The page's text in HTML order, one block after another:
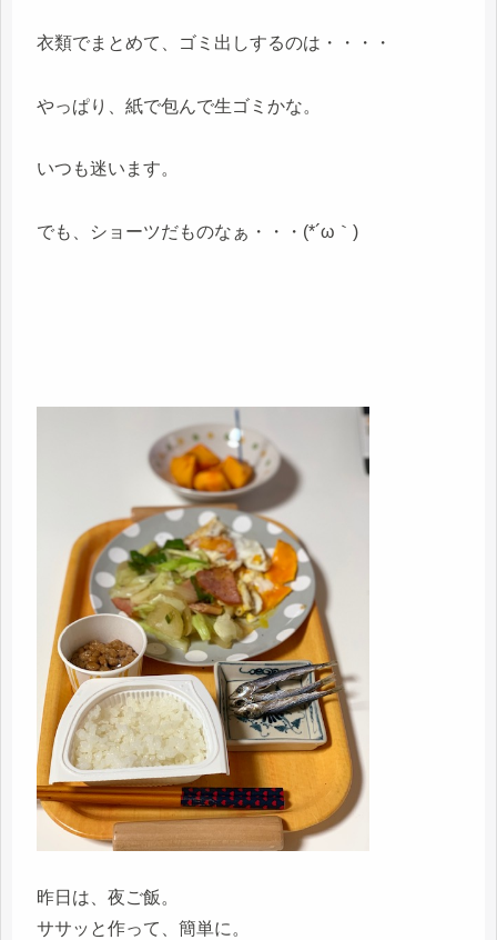
衣類でまとめて、ゴミ出しするのは・・・・
やっぱり、紙で包んで生ゴミかな。
いつも迷います。
でも、ショーツだものなぁ・・・(*´ω｀)
昨日は、夜ご飯。
ササッと作って、簡単に。